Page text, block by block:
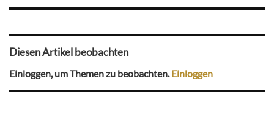
Diesen Artikel beobachten
Einloggen, um Themen zu beobachten.Einloggen